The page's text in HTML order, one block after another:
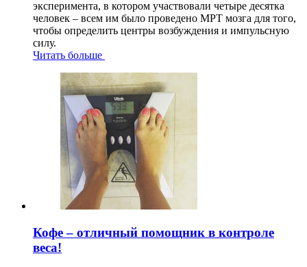
эксперимента, в котором участвовали четыре десятка
человек – всем им было проведено МРТ мозга для того,
чтобы определить центры возбуждения и импульсную
силу.
Читать больше
Кофе – отличный помощник в контроле
веса!